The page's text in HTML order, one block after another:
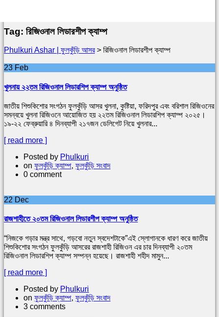
Tag: রিজিওনাল লিডারশীপ ক্যাম্প
Phulkuri Ashar | ফুলকুঁড়ি আসর> রিজিওনাল লিডারশীপ ক্যাম্প
23 Feb
খুলনায় ২২তম রিজিওনাল লিডারশিপ ক্যাম্প অনুষ্ঠিত
জাতীয় শিশুকিশোর সংগঠন ফুলকুঁড়ি আসর খুলনা, কুষ্টিয়া, ফরিদপুর এবং বরিশাল রিজিওনের
সমন্বয়ে খুলনা রিজিওনে আয়োজিত হয় ২২তম রিজিওনাল লিডারশিপ ক্যাম্প ২০২৫।
১৯-২২ ফেব্রুয়ারি ৪ দিনব্যাপী ২১৭জন ডেলিগেট নিয়ে খুলনার...
[ read more ]
Posted by Phulkuri
on ফুলকুঁড়ি ক্যাম্প, ফুলকুঁড়ি সংবাদ
0 comment
22 Dec
রাজশাহীতে ২০তম রিজিওনাল লিডারশীপ ক্যাম্প অনুষ্ঠিত
“নিজকে গড়ার মন্ত্র সাথে, গড়বো নতুন স্বদেশটাকে”এই স্লোগানকে ধারণ করে জাতীয়
শিশুকিশোর সংগঠন ফুলকুঁড়ি আসরের রাজশাহী রিজিওন এর চার দিনব্যাপী ২০তম
রিজিওনাল লিডারশিপ ক্যাম্প সম্পন্ন হয়েছে। রাজশাহী শহীদ মামুন...
[ read more ]
Posted by Phulkuri
on ফুলকুঁড়ি ক্যাম্প, ফুলকুঁড়ি সংবাদ
3 comments